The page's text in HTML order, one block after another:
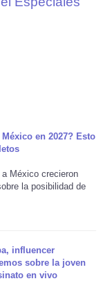
en 2027? Esto
México crecieron
la posibilidad de
influencer
sobre la joven
en vivo